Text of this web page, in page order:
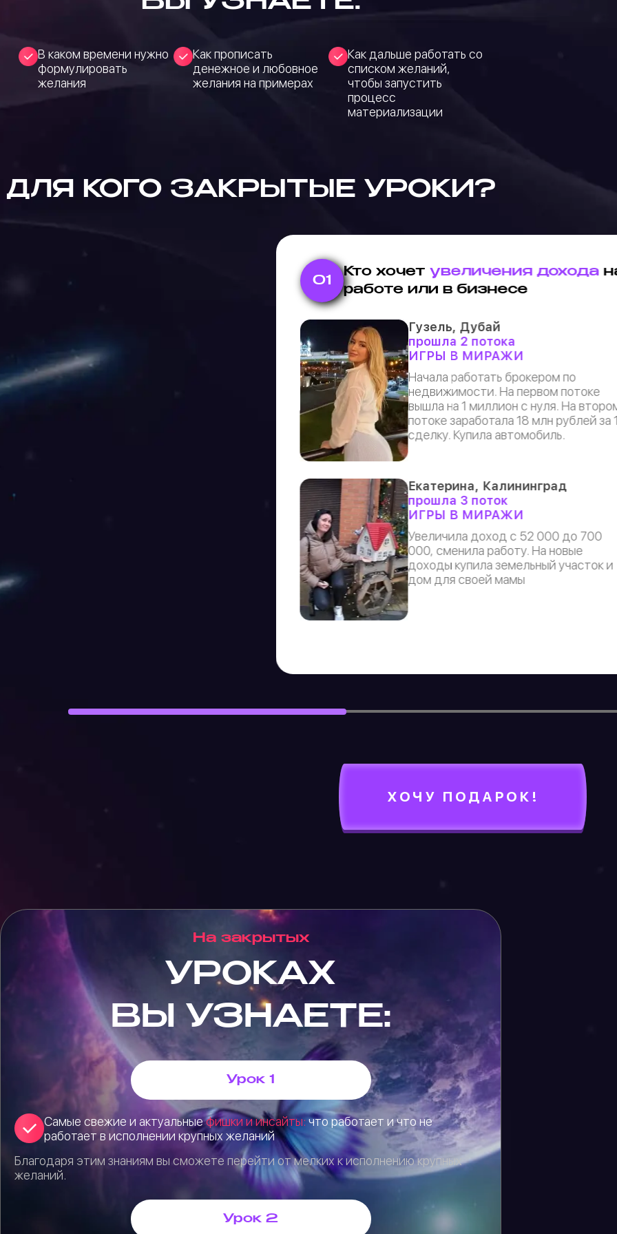
В каком времени нужно
формулировать
желания
Как прописать
денежное и любовное
желания на примерах
Как дальше работать со
списком желаний,
чтобы запустить
процесс
материализации
ДЛЯ КОГО ЗАКРЫТЫЕ УРОКИ?
01
Кто хочет увеличения дохода
работе или в бизнесе
Гузель, Дубай
прошла 2 потока
ИГРЫ В МИРАЖИ
Начала работать брокером по
недвижимости. На первом потоке
вышла на 1 миллион с нуля. На
потоке заработала 18 млн рублей за 1
сделку. Купила автомобиль.
Екатерина, Калининград
прошла 3 поток
ИГРЫ В МИРАЖИ
Увеличила доход с 52 000 до 700
000, сменила работу. На новые
доходы купила земельный участок и
дом для своей мамы
ХОЧУ ПОДАРОК!
На закрытых
УРОКАХ
ВЫ УЗНАЕТЕ:
Урок 1
Самые свежие и актуальныефишки и инсайты: что работает и что не
работает в исполнении крупных желаний
Благодаря этим знаниям вы сможете перейти от мелких к исполнению крупных
желаний.
Урок 2